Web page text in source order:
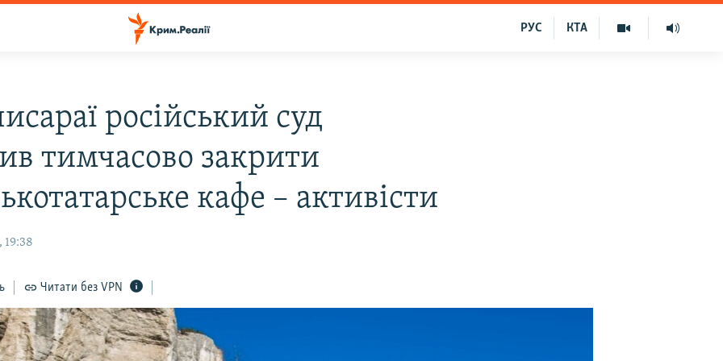
КТА
РУС
російський суд
тимчасово закрити
кафе – активісти
19:38
Читати без VPN